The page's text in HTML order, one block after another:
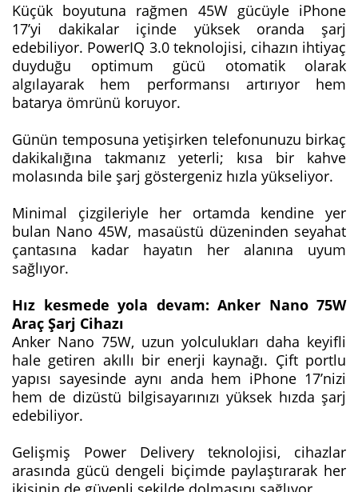
Küçük boyutuna rağmen 45W gücüyle iPhone
17’yi dakikalar içinde yüksek oranda şarj
edebiliyor. PowerIQ 3.0 teknolojisi, cihazın ihtiyaç
duyduğu optimum gücü otomatik olarak
algılayarak hem performansı artırıyor hem
batarya ömrünü koruyor.
Günün temposuna yetişirken telefonunuzu birkaç
dakikalığına takmanız yeterli; kısa bir kahve
molasında bile şarj göstergeniz hızla yükseliyor.
Minimal çizgileriyle her ortamda kendine yer
bulan Nano 45W, masaüstü düzeninden seyahat
çantasına kadar hayatın her alanına uyum
sağlıyor.
Hız kesmede yola devam: Anker Nano 75W
Araç Şarj Cihazı
Anker Nano 75W, uzun yolculukları daha keyifli
hale getiren akıllı bir enerji kaynağı. Çift portlu
yapısı sayesinde aynı anda hem iPhone 17’nizi
hem de dizüstü bilgisayarınızı yüksek hızda şarj
edebiliyor.
Gelişmiş Power Delivery teknolojisi, cihazlar
arasında gücü dengeli biçimde paylaştırarak her